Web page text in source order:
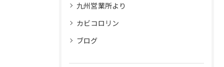
九州営業所より
カビコロリン
ブログ